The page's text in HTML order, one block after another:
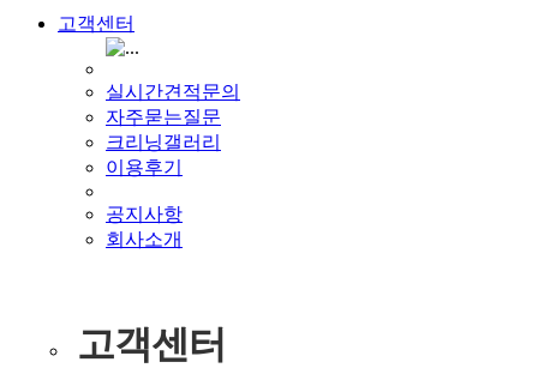
고객센터
실시간견적문의
자주묻는질문
크리닝갤러리
이용후기
공지사항
회사소개
고객센터